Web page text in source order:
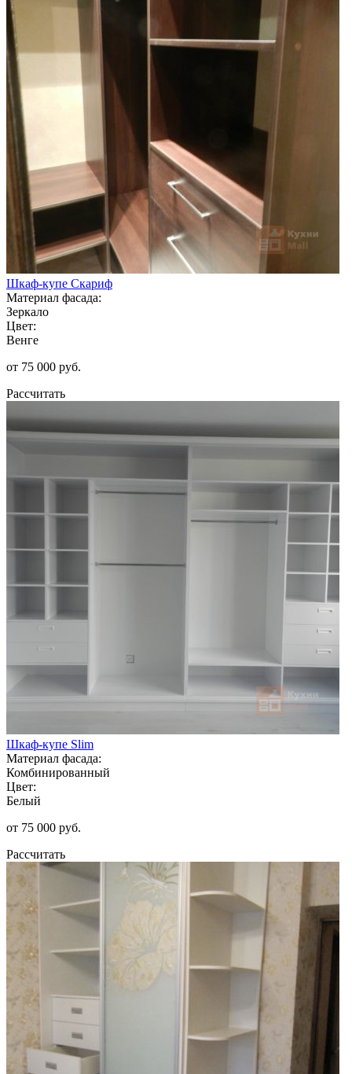
Шкаф-купе Скариф
Материал фасада:
Зеркало
Цвет:
Венге
от 75 000 руб.
Рассчитать
Шкаф-купе Slim
Материал фасада:
Комбинированный
Цвет:
Белый
от 75 000 руб.
Рассчитать